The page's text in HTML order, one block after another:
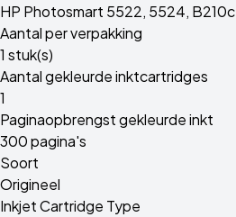
HP Photosmart 5522, 5524, B210c
Aantal per verpakking
1 stuk(s)
Aantal gekleurde inktcartridges
1
Paginaopbrengst gekleurde inkt
300 pagina's
Soort
Origineel
Inkjet Cartridge Type